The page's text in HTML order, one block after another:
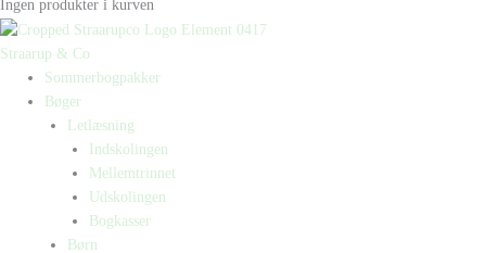
Ingen produkter i kurven
Straarup & Co
Sommerbogpakker
Bøger
Letlæsning
Indskolingen
Mellemtrinnet
Udskolingen
Bogkasser
Børn